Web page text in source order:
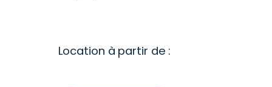
Location à partir de :